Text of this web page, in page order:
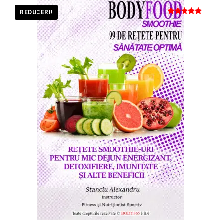
REDUCERI!
Evaluat la
5
din 5